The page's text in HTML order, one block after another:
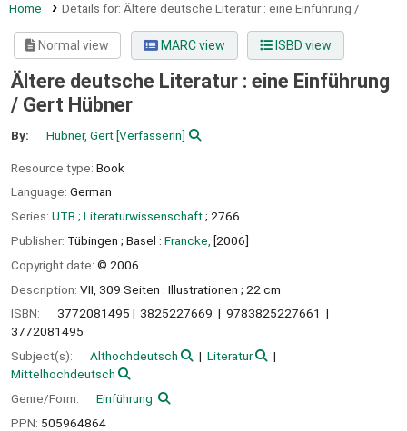
Home Details for: Ältere deutsche Literatur : eine Einführung /
Normal view MARC view ISBD view
Ältere deutsche Literatur : eine Einführung
/ Gert Hübner
By: Hübner, Gert[VerfasserIn]
Resource type: Book
Language: German
Series: UTB ; Literaturwissenschaft; 2766
Publisher: Tübingen ; Basel : Francke, [2006]
Copyright date: © 2006
Description: VII, 309 Seiten : Illustrationen ; 22 cm
ISBN:
3772081495 3825227669
9783825227661
3772081495
Subject(s):
Althochdeutsch
Literatur
Mittelhochdeutsch
Genre/Form:
Einführung
PPN: 505964864